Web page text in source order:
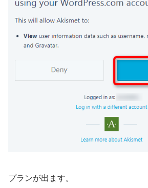
プランが出ます。